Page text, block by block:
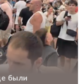
были